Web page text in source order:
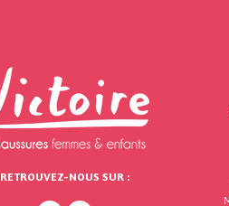
RETROUVEZ-NOUS SUR :